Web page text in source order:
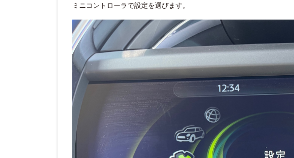
ミニコントローラで設定を選びます。